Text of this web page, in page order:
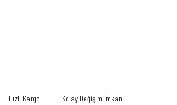
Hızlı Kargo Kolay Değişim İmkanı